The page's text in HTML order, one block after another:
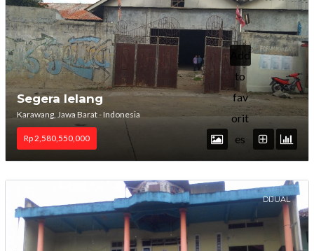
Add
to
fav
orit
es
Segera lelang
Karawang, Jawa Barat - Indonesia
Rp 2,580,550,000
DIJUAL